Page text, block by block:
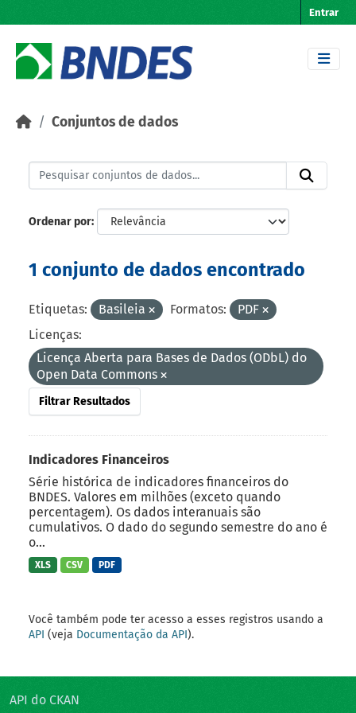
Entrar
Conjuntos de dados
Ordenar por
1 conjunto de dados encontrado
Etiquetas: Basileia Formatos:
PDF
Licenças:
Licença Aberta para Bases de Dados (ODbL) do
Open Data Commons
Filtrar Resultados
Indicadores Financeiros
Série histórica de indicadores financeiros do
BNDES. Valores em milhões (exceto quando
percentagem). Os dados interanuais são
cumulativos. O dado do segundo semestre do ano é
o...
XLS CSV PDF
Você também pode ter acesso a esses registros usando a
API (veja Documentação da API).
API do CKAN